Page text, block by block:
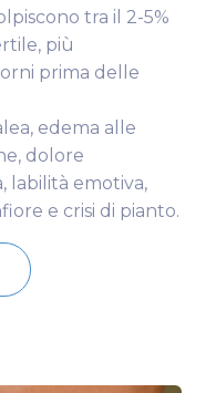
tra il 2-5%
più
prima delle
edema alle
dolore
labilità emotiva,
e crisi di pianto.